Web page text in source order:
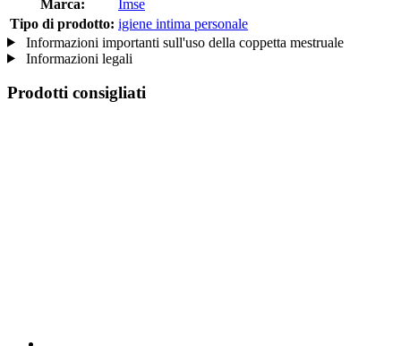
Marca:
Imse
Tipo di prodotto: igiene intima personale
Informazioni importanti sull'uso della coppetta mestruale
Informazioni legali
Prodotti consigliati